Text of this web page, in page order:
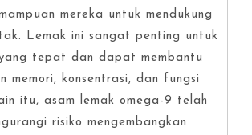
mereka untuk mendukung
Lemak ini sangat penting untuk
tepat dan dapat membantu
memori, konsentrasi, dan fungsi
itu, asam lemak omega-9 telah
risiko mengembangkan